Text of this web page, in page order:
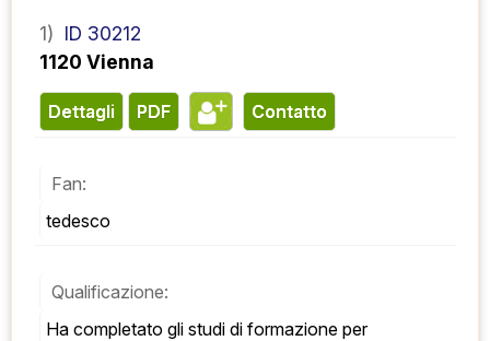
1) ID 30212
1120 Vienna
Dettagli PDF contatto
Fan:
tedesco
Qualificazione:
Ha completato gli studi di formazione per